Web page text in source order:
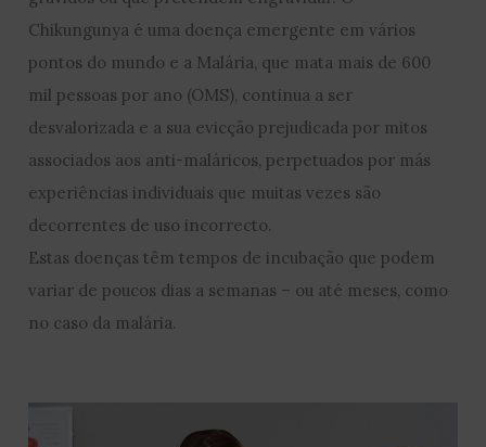
Chikungunya é uma doença emergente em vários
pontos do mundo e a Malária, que mata mais de 600
mil pessoas por ano (OMS), continua a ser
desvalorizada e a sua evicção prejudicada por mitos
associados aos anti-maláricos, perpetuados por más
experiências individuais que muitas vezes são
decorrentes de uso incorrecto.
Estas doenças têm tempos de incubação que podem
variar de poucos dias a semanas – ou até meses, como
no caso da malária.